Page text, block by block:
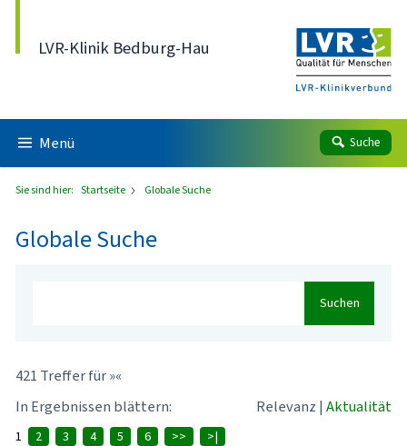
LVR-Klinik Bedburg-Hau
Menü Suche
Sie sind hier: Startseite Globale Suche
Globale Suche
Suchen
421 Treffer für »«
In Ergebnissen blättern:
Relevanz | Aktualität
1 2 3 4 5 6 >> >|